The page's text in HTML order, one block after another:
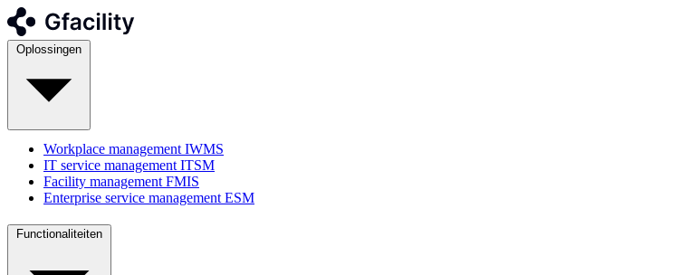
Workplace management IWMS
IT service management ITSM
Facility management FMIS
Enterprise service management ESM